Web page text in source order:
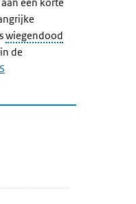
wiegendood
de